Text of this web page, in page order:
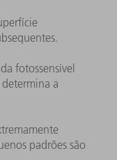
fotossensível
a
padrões são